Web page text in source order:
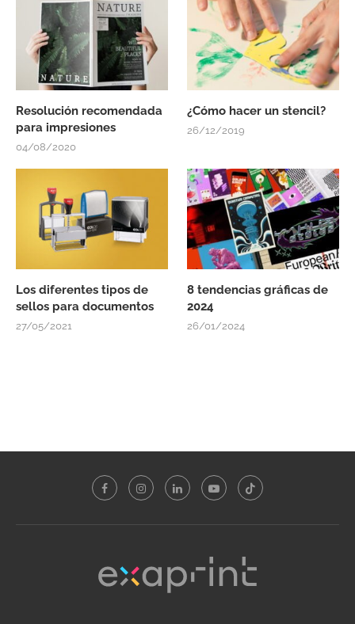
Resolución recomendada
para impresiones
04/08/2020
¿Cómo hacer un stencil?
26/12/2019
Los diferentes tipos de
sellos para documentos
27/05/2021
8 tendencias gráficas de
2024
26/01/2024